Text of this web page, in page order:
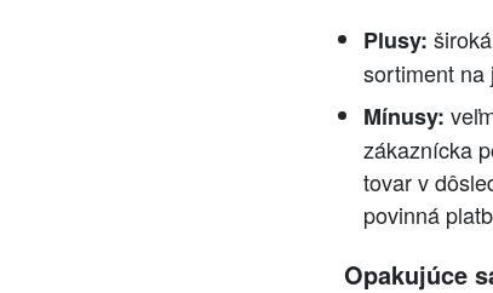
Plusy:
sortiment na
Mínusy:
zákaznícka
tovar v
povinná
Opakujúce